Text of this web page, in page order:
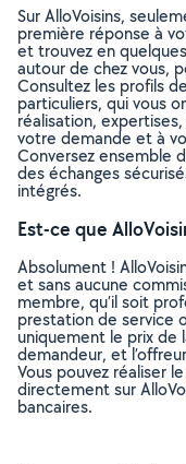
Sur AlloVoisins,
première réponse à
et trouvez en
autour de chez vous,
Consultez les profils
particuliers, qui vous
réalisation,
votre demande et à
Conversez ensemble
des échanges
intégrés.
Est-ce que
Absolument !
et sans aucune
membre, qu’il soit
prestation de service
uniquement le prix de
demandeur, et
Vous pouvez réaliser
directement sur
bancaires.